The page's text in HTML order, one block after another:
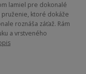
lamiel pre dokonalé
ktoré dokáže
roznáša záťaž. Rám
a vrstveného